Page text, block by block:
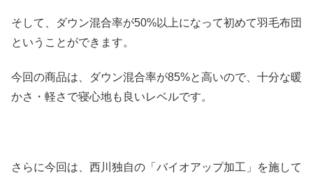
そして、ダウン混合率が50%以上になって初めて羽毛布団
ということができます。
今回の商品は、ダウン混合率が85%と高いので、十分な暖
かさ・軽さで寝心地も良いレベルです。
さらに今回は、西川独自の「バイオアップ加工」を施して